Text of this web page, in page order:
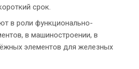
срок.
в роли функционально-
в машиностроении, в
элементов для железных